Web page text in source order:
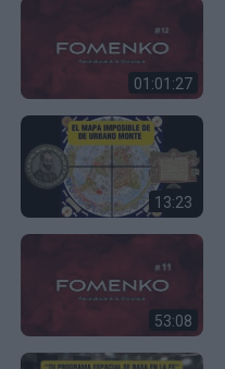
01:01:27
13:23
53:08